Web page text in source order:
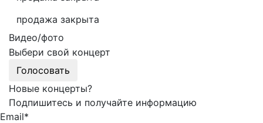
продажа закрыта
Видео/фото
Выбери свой концерт
Голосовать
Новые концерты?
Подпишитесь и получайте информацию
Email*